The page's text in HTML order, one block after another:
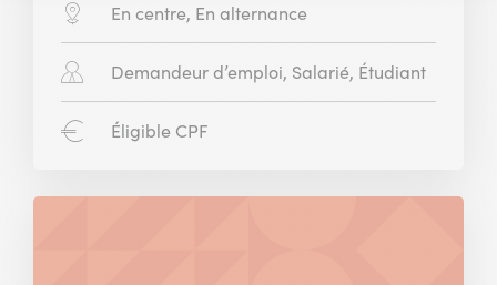
ModalitéEn centre, En alternance
Public Demandeur d’emploi, Salarié, Étudiant
CPF
Éligible CPF